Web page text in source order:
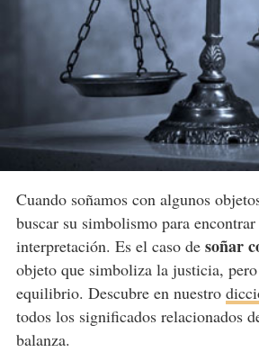
Cuando soñamos con algunos
buscar su simbolismo para
interpretación. Es el caso de soñar
objeto que simboliza la justicia,
equilibrio. Descubre en nuestro
todos los significados relacionados
balanza.